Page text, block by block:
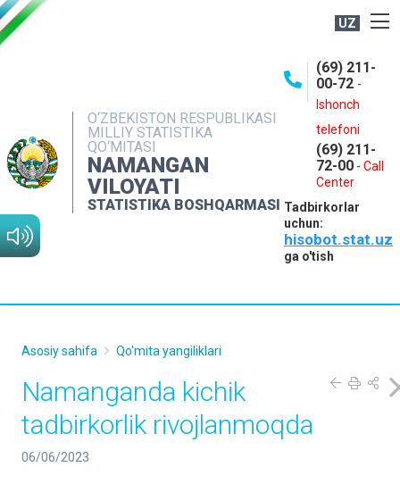
UZ
O‘ZBEKISTON RESPUBLIKASI
MILLIY STATISTIKA
QO‘MITASI
NAMANGAN
VILOYATI
STATISTIKA BOSHQARMASI
(69) 211-
00-72 -
Ishonch
telefoni
(69) 211-
72-00 - Call
Center
Tadbirkorlar
uchun:
hisobot.stat.uz
ga o'tish
NASHRLAR
INTERAKTIV XIZMATLAR
MATBUOT XIZMATI
MUROJAATLAR
Asosiy sahifa Qo'mita yangiliklari
Namanganda kichik
tadbirkorlik rivojlanmoqda
06/06/2023